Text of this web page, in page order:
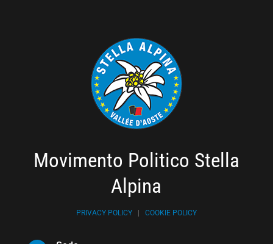
Movimento Politico Stella
Alpina
PRIVACY POLICY| COOKIE POLICY